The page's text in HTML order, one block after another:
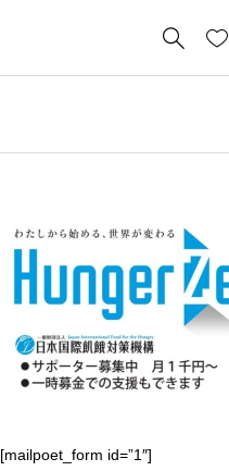
 
[mailpoet_form id=”1″]